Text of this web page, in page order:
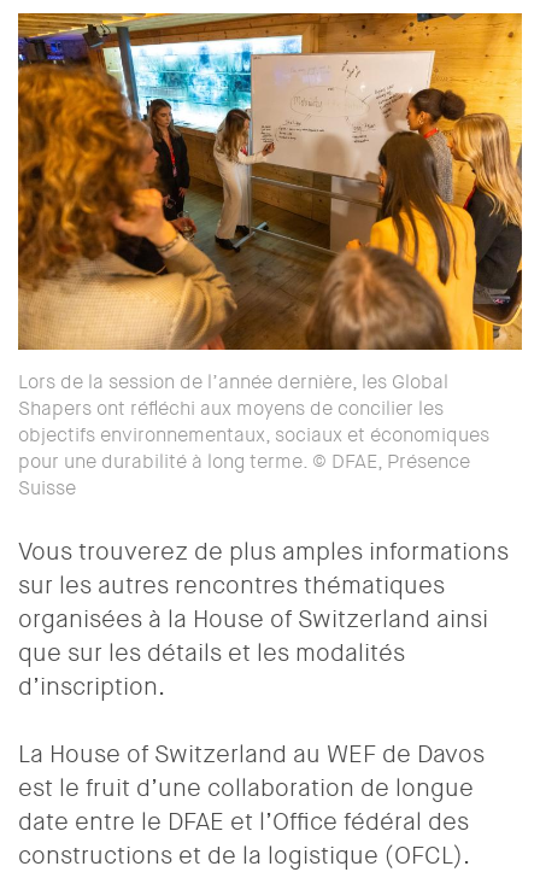
Lors de la session de l’année dernière, les Global
Shapers ont réfléchi aux moyens de concilier les
objectifs environnementaux, sociaux et économiques
pour une durabilité à long terme. © DFAE, Présence
Suisse
Vous trouverez de plus amples informations
sur les autres rencontres thématiques
organisées à la House of Switzerland ainsi
que sur les détails et les modalités
d’inscription.
La House of Switzerland au WEF de Davos
est le fruit d’une collaboration de longue
date entre le DFAE et l’Office fédéral des
constructions et de la logistique (OFCL).